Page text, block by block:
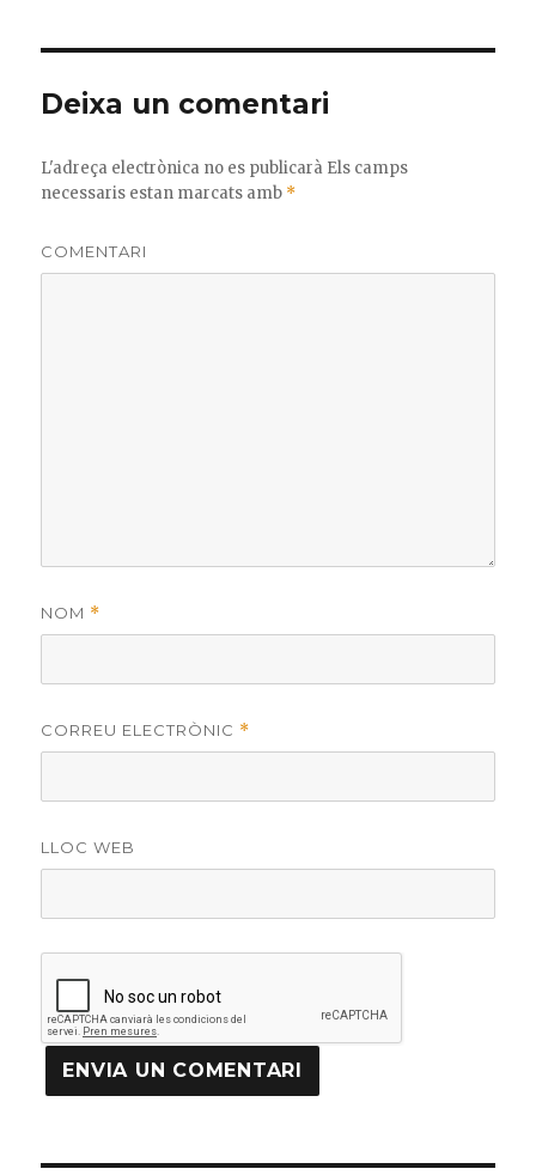
o
o
te
ix
Deixa un comentari
L'adreça electrònica no es publicarà Els camps
necessaris estan marcats amb *
COMENTARI
NOM *
CORREU ELECTRÒNIC *
LLOC WEB